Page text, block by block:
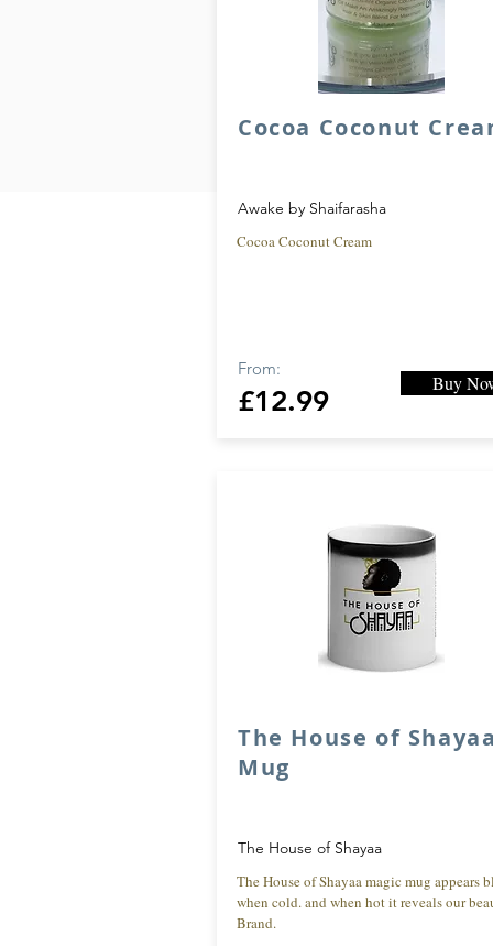
Cocoa Coconut
Awake by Shaifarasha
Cocoa Coconut Cream
From:
£12.99
Buy
The House of Shayaa
Mug
The House of Shayaa
The House of Shayaa magic mug appears
when cold. and when hot it reveals our
Brand.